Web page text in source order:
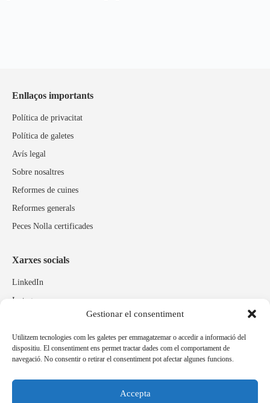
Gestionar el consentiment
Utilitzem tecnologies com les galetes per emmagatzemar o accedir a informació del
dispositiu. El consentiment ens permet tractar dades com el comportament de
navegació. No consentir o retirar el consentiment pot afectar algunes funcions.
Accepta
Enllaços importants
Política de privacitat
Política de galetes
Avís legal
Sobre nosaltres
Reformes de cuines
Reformes generals
Peces Nolla certificades
Xarxes socials
LinkedIn
Instagram
Marques relacionades